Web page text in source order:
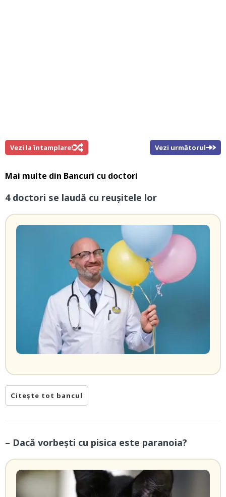
Vezi la întamplare! Vezi următorul
Mai multe din Bancuri cu doctori
4 doctori se laudă cu reuşitele lor
Citește tot bancul
– Dacă vorbești cu pisica este paranoia?